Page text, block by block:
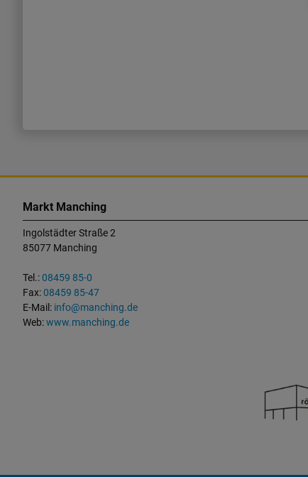
Markt Manching
Ingolstädter Straße 2
85077 Manching
Tel.:08459 85-0
Fax:08459 85-47
E-Mail: info@manching.de
Web:www.manching.de